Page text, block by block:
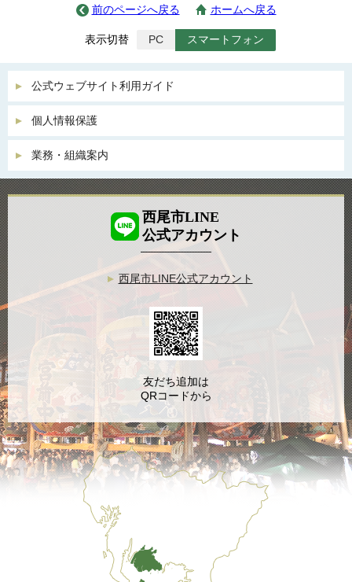
前のページへ戻る ホームへ戻る
表示切替 PC スマートフォン
公式ウェブサイト利用ガイド
個人情報保護
業務・組織案内
西尾市LINE
公式アカウント
西尾市LINE公式アカウント
友だち追加は
QRコードから